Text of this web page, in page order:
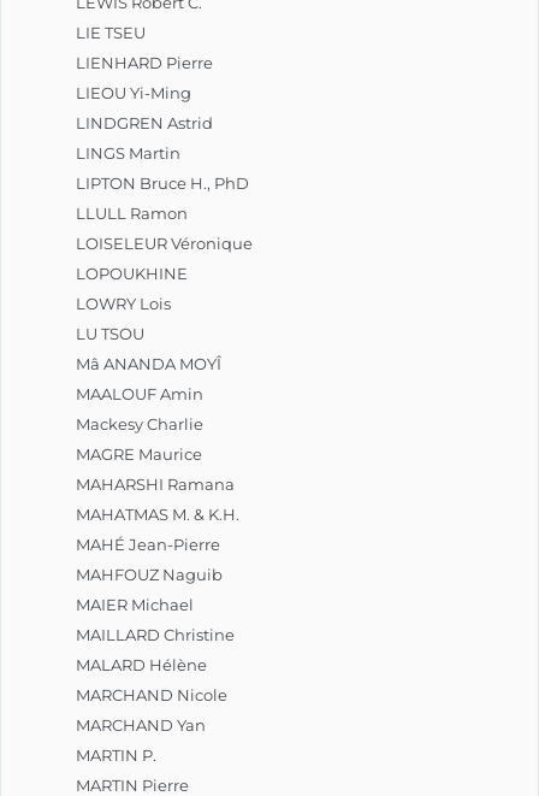
LIE TSEU
LIENHARD Pierre
LIEOU Yi-Ming
LINDGREN Astrid
LINGS Martin
LIPTON Bruce H., PhD
LLULL Ramon
LOISELEUR Véronique
LOPOUKHINE
LOWRY Lois
LU TSOU
Mâ ANANDA MOYÎ
MAALOUF Amin
Mackesy Charlie
MAGRE Maurice
MAHARSHI Ramana
MAHATMAS M. & K.H.
MAHÉ Jean-Pierre
MAHFOUZ Naguib
MAIER Michael
MAILLARD Christine
MALARD Hélène
MARCHAND Nicole
MARCHAND Yan
MARTIN P.
MARTIN Pierre